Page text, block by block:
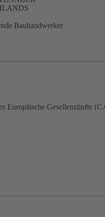
Bauhandwerker
Europäische Gesellenzünfte